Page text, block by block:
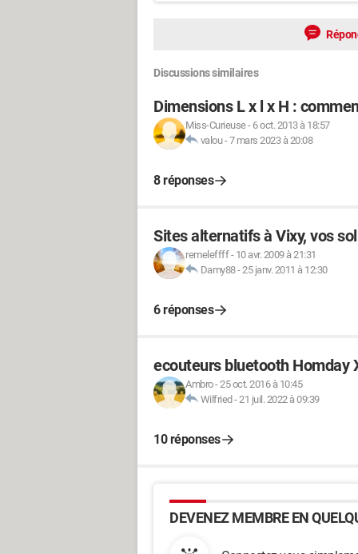
Discussions similaires
Dimensions L x l x H :
Miss-Curieuse- 6 oct. 2013 à 18:57
valou-7 mars 2023 à 20:08
8 réponses
Sites alternatifs à Vixy, vos
remeleffff- 10 avr. 2009 à 21:31
Damy88-25 janv. 2011 à 12:30
6 réponses
ecouteurs bluetooth Homday
Ambro-25 oct. 2016 à 10:45
Wilfried-21 juil. 2022 à 09:39
10 réponses
DEVENEZ MEMBRE EN